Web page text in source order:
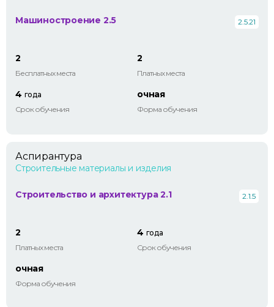
Машиностроение 2.5 2.5.21
2
Бесплатных места
2
Платных места
4 года
Срок обучения
очная
Форма обучения
Аспирантура
Строительные материалы и изделия
Строительство и архитектура 2.1 2.1.5
2
Платных места
4 года
Срок обучения
очная
Форма обучения